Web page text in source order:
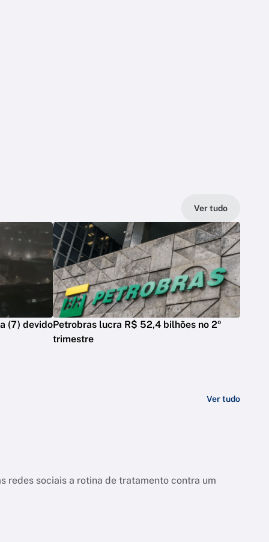
Ver tudo
(7) devidoPetrobras lucra R$ 52,4 bilhões no 2º
trimestre
Ver tudo
redes sociais a rotina de tratamento contra um